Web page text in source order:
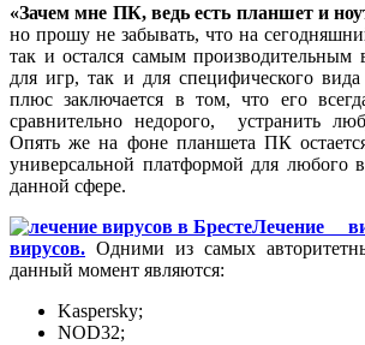
«Зачем мне ПК, ведь есть планшет и
но прошу не забывать, что на
так и остался самым производительным
для игр, так и для специфического
плюс заключается в том, что его
сравнительно недорого, устранить
Опять же на фоне планшета ПК
универсальной платформой для любого
данной сфере.
Лечение
вирусов. Одними из самых
данный момент являются:
Kaspersky;
NOD32;